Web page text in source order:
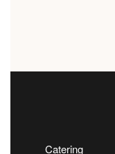
Catering